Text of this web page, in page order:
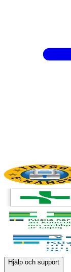
Hjälp och support